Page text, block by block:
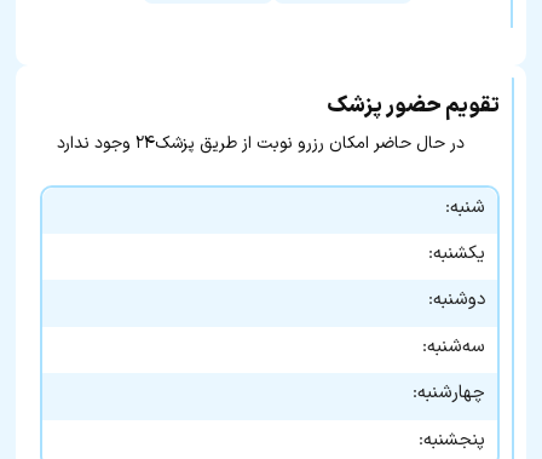
تقویم حضور پزشک
در حال حاضر امکان رزرو نوبت از طریق پزشک۲۴ وجود ندارد
شنبه:
یکشنبه:
دوشنبه:
سه‌شنبه:
چهارشنبه:
پنجشنبه: